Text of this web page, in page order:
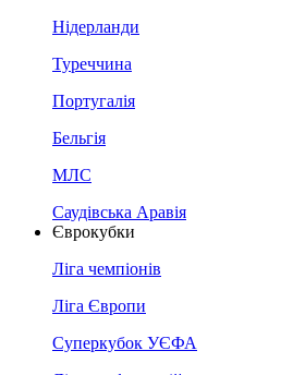
Нідерланди
Туреччина
Португалія
Бельгія
МЛС
Саудівська Аравія
Єврокубки
Ліга чемпіонів
Ліга Європи
Суперкубок УЄФА